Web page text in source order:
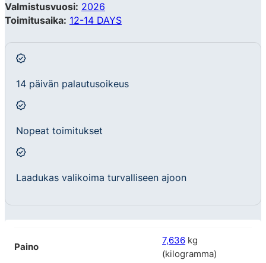
Valmistusvuosi: 2026
Toimitusaika: 12-14 DAYS
14 päivän palautusoikeus
Nopeat toimitukset
Laadukas valikoima turvalliseen ajoon
Paino
7,636 kg
(kilogramma)